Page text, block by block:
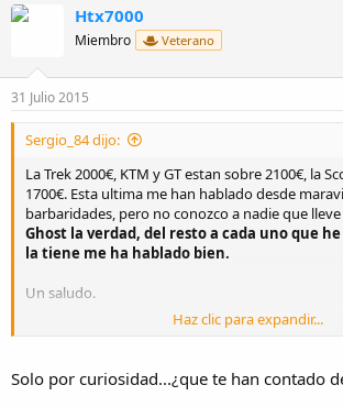
Htx7000
Miembro Veterano
31 Julio 2015
Sergio_84 dijo:
La Trek 2000€, KTM y GT estan sobre 2100€, la
1700€. Esta ultima me han hablado desde
barbaridades, pero no conozco a nadie que
Ghost la verdad, del resto a cada uno que
la tiene me ha hablado bien.
Un saludo.
Haz clic para expandir...
Solo por curiosidad...¿que te han contado